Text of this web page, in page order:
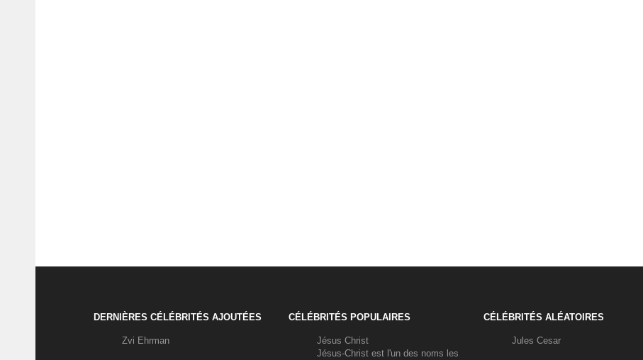
DERNIÈRES CÉLÉBRITÉS AJOUTÉES
Zvi Ehrman
CÉLÉBRITÉS POPULAIRES
Jésus Christ
Jésus-Christ est l'un des noms les
CÉLÉBRITÉS ALÉATOIRES
Jules Cesar